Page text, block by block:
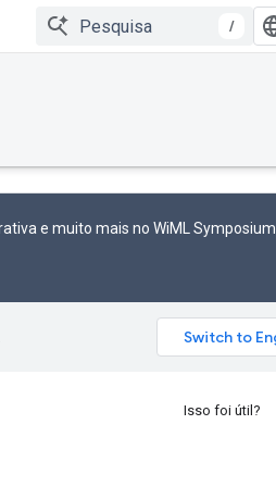
/
e muito mais no WiML
Isso foi útil?